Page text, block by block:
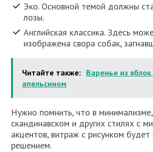
Эко. Основной темой должны
лозы.
Английская классика. Здесь
изображена свора собак,
Читайте также: Варенье из
апельсином
Нужно помнить, что в минимализме,
скандинавском и других стилях с
акцентов, витраж с рисунком
решением.